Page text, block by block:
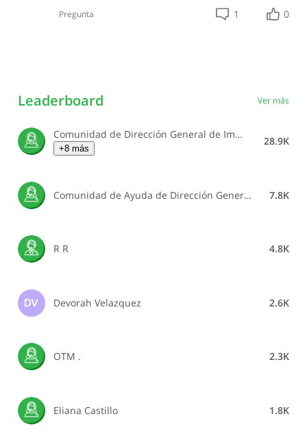
Pregunta
1 0
Leaderboard Ver más
Comunidad de Dirección General de Impuestos Internos
+8 más
28.9K
Comunidad de Ayuda de Dirección General de Impuestos Internos 7.8K
R R 4.8K
DV Devorah Velazquez 2.6K
OTM . 2.3K
Eliana Castillo 1.8K